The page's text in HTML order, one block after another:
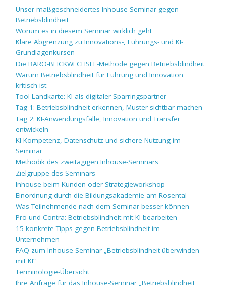
Unser maßgeschneidertes Inhouse-Seminar gegen
Betriebsblindheit
Worum es in diesem Seminar wirklich geht
Klare Abgrenzung zu Innovations-, Führungs- und KI-
Grundlagenkursen
Die BARO-BLICKWECHSEL-Methode gegen Betriebsblindheit
Warum Betriebsblindheit für Führung und Innovation
kritisch ist
Tool-Landkarte: KI als digitaler Sparringspartner
Tag 1: Betriebsblindheit erkennen, Muster sichtbar machen
Tag 2: KI-Anwendungsfälle, Innovation und Transfer
entwickeln
KI-Kompetenz, Datenschutz und sichere Nutzung im
Seminar
Methodik des zweitägigen Inhouse-Seminars
Zielgruppe des Seminars
Inhouse beim Kunden oder Strategieworkshop
Einordnung durch die Bildungsakademie am Rosental
Was Teilnehmende nach dem Seminar besser können
Pro und Contra: Betriebsblindheit mit KI bearbeiten
15 konkrete Tipps gegen Betriebsblindheit im
Unternehmen
FAQ zum Inhouse-Seminar „Betriebsblindheit überwinden
mit KI“
Terminologie-Übersicht
Ihre Anfrage für das Inhouse-Seminar „Betriebsblindheit